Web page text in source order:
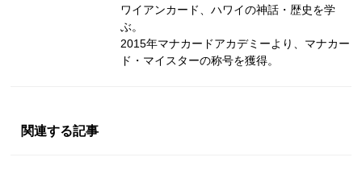
ワイアンカード、ハワイの神話・歴史を学
ぶ。
2015年マナカードアカデミーより、マナカー
ド・マイスターの称号を獲得。
関連する記事